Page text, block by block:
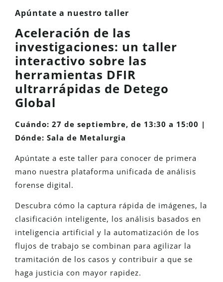
Apúntate a nuestro taller
Aceleración de las
investigaciones: un taller
interactivo sobre las
herramientas DFIR
ultrarrápidas de Detego
Global
Cuándo: 27 de septiembre, de 13:30 a 15:00 |
Dónde: Sala de Metalurgia
Apúntate a este taller para conocer de primera
mano nuestra plataforma unificada de análisis
forense digital.
Descubra cómo la captura rápida de imágenes, la
clasificación inteligente, los análisis basados en
inteligencia artificial y la automatización de los
flujos de trabajo se combinan para agilizar la
tramitación de los casos y contribuir a que se
haga justicia con mayor rapidez.